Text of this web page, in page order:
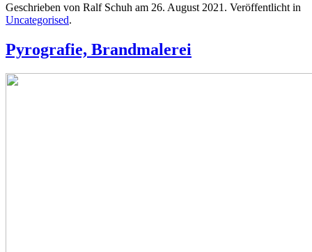
Geschrieben von Ralf Schuh am 26. August 2021 . Veröffentlicht in
Uncategorised.
Pyrografie, Brandmalerei